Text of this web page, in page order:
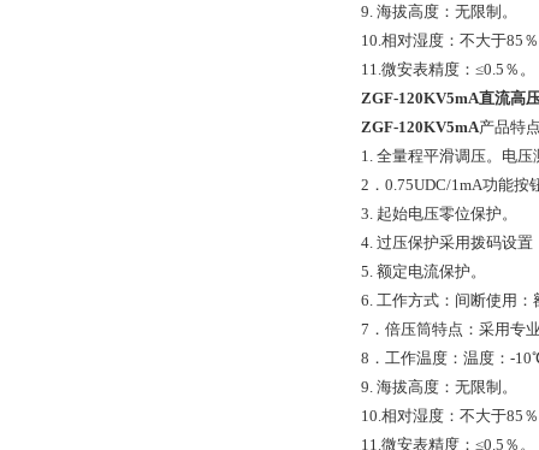
9. 海拔高度：无限制。
10.相对湿度：不大于85
11.微安表精度：≤0.5％。
ZGF-120KV5mA直流高
ZGF-120KV5mA产品特
1. 全量程平滑调压。电
2．0.75UDC/1mA功能按
3. 起始电压零位保护。
4. 过压保护采用拨码设置
5. 额定电流保护。
6. 工作方式：间断使用
7．倍压筒特点：采用专
8．工作温度：温度：-
9. 海拔高度：无限制。
10.相对湿度：不大于85
11.微安表精度：≤0.5％。